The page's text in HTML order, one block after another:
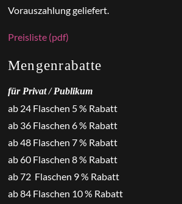
Vorauszahlung geliefert.
Preisliste (pdf)
Mengenrabatte
für Privat / Publikum
ab 24 Flaschen 5 % Rabatt
ab 36 Flaschen 6 % Rabatt
ab 48 Flaschen 7 % Rabatt
ab 60 Flaschen 8 % Rabatt
ab 72 Flaschen 9 % Rabatt
ab 84 Flaschen 10 % Rabatt